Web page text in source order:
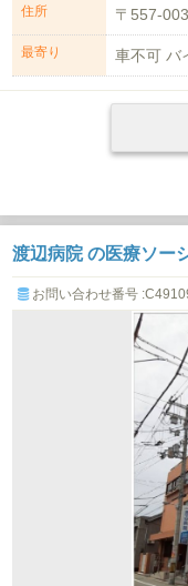
住所 〒557-
最寄り
渡辺病院 の医療ソー
お問い合わせ番号